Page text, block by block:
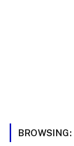
BROWSING: